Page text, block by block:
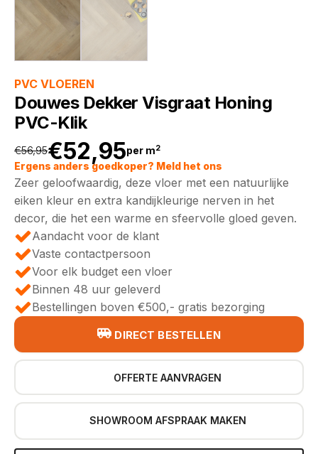
PVC VLOEREN
Douwes Dekker Visgraat Honing
PVC-Klik
€56,95
Oorspronkelijke
prijs
was:
€56,95.
€52,95
Huidige
prijs
is:
€52,95.
per m2
Ergens anders goedkoper? Meld het ons
Zeer geloofwaardig, deze vloer met een natuurlijke
eiken kleur en extra kandijkleurige nerven in het
decor, die het een warme en sfeervolle gloed geven.
Aandacht voor de klant
Vaste contactpersoon
Voor elk budget een vloer
Binnen 48 uur geleverd
Bestellingen boven €500,- gratis bezorging
DIRECT BESTELLEN
OFFERTE AANVRAGEN
SHOWROOM AFSPRAAK MAKEN